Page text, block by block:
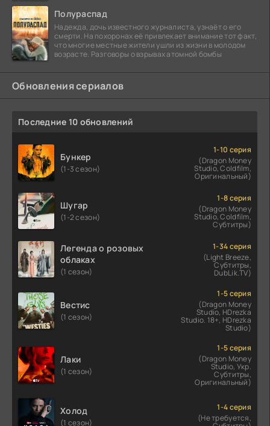
Полураспад
Надежда, дочь известного журналиста, узнаёт о его
смерти. На похоронах её привлекает внимание тот факт,
что многие местные жители ушли из жизни в молодом
возрасте. Разговоры о взрывах атомной бомбы
Обновления сериалов
Последние 10 обновлений
Бункер
(1-3 сезон)
1-10 серия
(Dragon Money
Studio, Coldfilm,
Оригинальный)
Шугар
(1-2 сезон)
1-8 серия
(Dragon Money
Studio, Coldfilm,
Субтитры)
Легенда о розовых
облаках
(1 сезон)
1-34 серия
(Light Breeze,
Субтитры,
DubLik.TV)
Вестис
(1 сезон)
1-5 серия
(Dragon Money
Studio, HDrezka
Studio. 18+, HDrezka
Studio)
Лаки
(1 сезон)
1-5 серия
(Dragon Money
Studio, Укр.
Субтитры,
Оригинальный)
Холод
(1 сезон)
1-4 серия
(Не требуется,